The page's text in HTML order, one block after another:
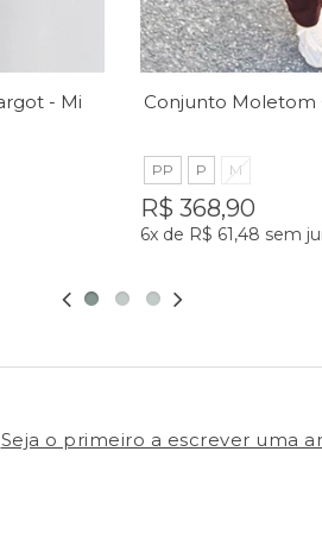
PP P M
R$ 368,90
6x de R$ 61,48 sem
Seja o primeiro a escrever uma